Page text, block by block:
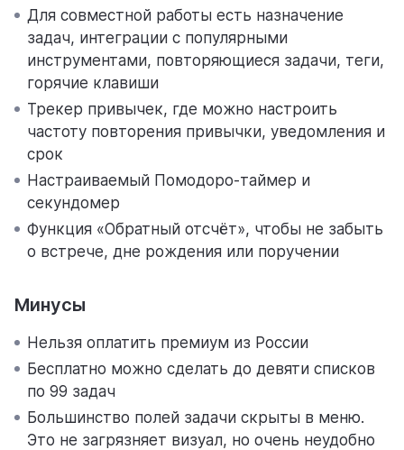
Для совместной работы есть назначение
задач, интеграции с популярными
инструментами, повторяющиеся задачи, теги,
горячие клавиши
Трекер привычек, где можно настроить
частоту повторения привычки, уведомления и
срок
Настраиваемый Помодоро-таймер и
секундомер
Функция «Обратный отсчёт», чтобы не забыть
о встрече, дне рождения или поручении
Минусы
Нельзя оплатить премиум из России
Бесплатно можно сделать до девяти списков
по 99 задач
Большинство полей задачи скрыты в меню.
Это не загрязняет визуал, но очень неудобно